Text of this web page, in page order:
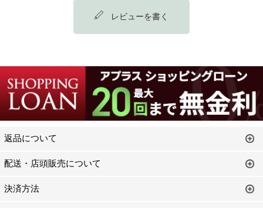
レビューを書く
返品について
配送・店頭販売について
決済方法